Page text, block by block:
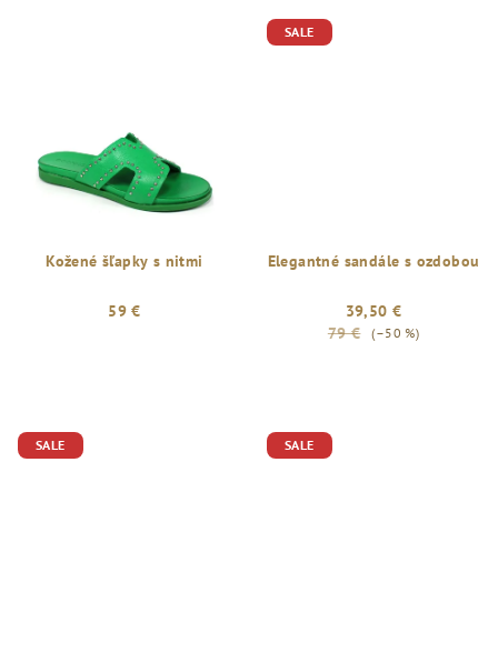
Kožené šľapky s nitmi
59 €
SALE
Elegantné sandále s ozdobou
39,50 €
79 €
(–50 %)
SALE SALE